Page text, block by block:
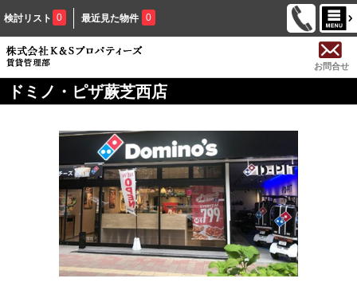
検討リスト 0 最近見た物件 0
お問合せ
ドミノ・ピザ蕨芝西店